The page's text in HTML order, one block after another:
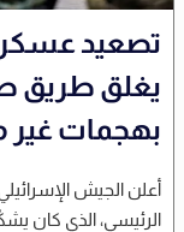
تصعيد
يغلق طريق
بهجمات
أعلن الجيش
الرئيسي، الذي كان